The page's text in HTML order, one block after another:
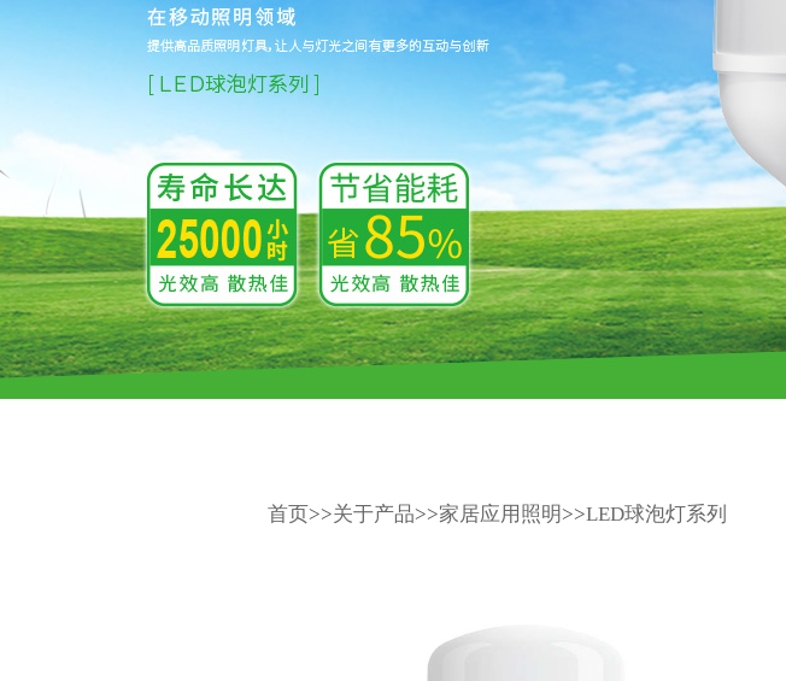
首页>>关于产品>>家居应用照明 >>LED球泡灯系列